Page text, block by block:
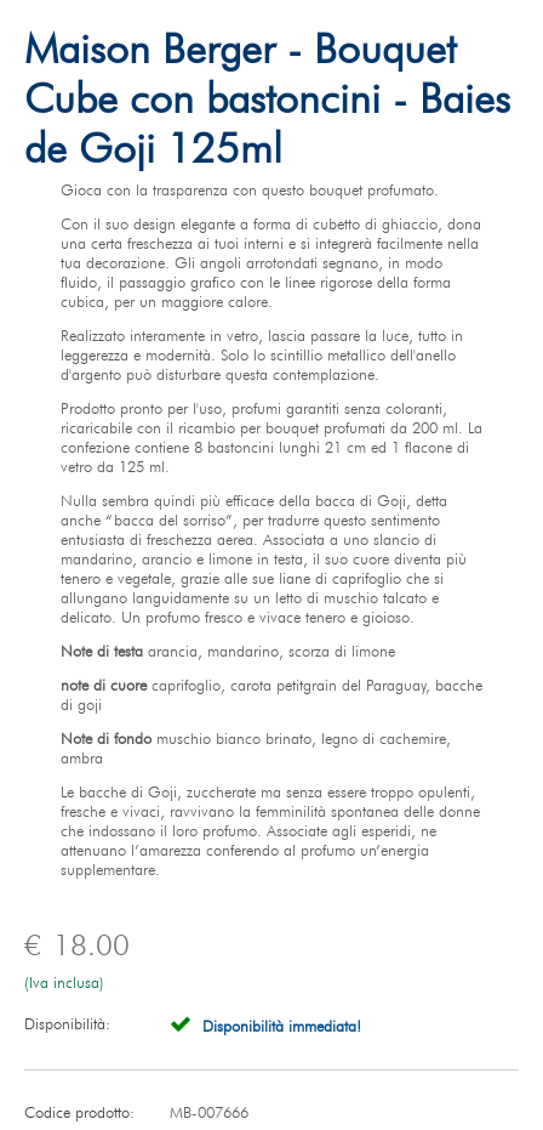
Maison Berger - Bouquet
Cube con bastoncini - Baies
de Goji 125ml
Gioca con la trasparenza con questo bouquet profumato.
Con il suo design elegante a forma di cubetto di ghiaccio, dona
una certa freschezza ai tuoi interni e si integrerà facilmente nella
tua decorazione. Gli angoli arrotondati segnano, in modo
fluido, il passaggio grafico con le linee rigorose della forma
cubica, per un maggiore calore.
Realizzato interamente in vetro, lascia passare la luce, tutto in
leggerezza e modernità. Solo lo scintillio metallico dell'anello
d'argento può disturbare questa contemplazione.
Prodotto pronto per l'uso, profumi garantiti senza coloranti,
ricaricabile con il ricambio per bouquet profumati da 200 ml. La
confezione contiene 8 bastoncini lunghi 21 cm ed 1 flacone di
vetro da 125 ml.
Nulla sembra quindi più efficace della bacca di Goji, detta
anche “bacca del sorriso”, per tradurre questo sentimento
entusiasta di freschezza aerea. Associata a uno slancio di
mandarino, arancio e limone in testa, il suo cuore diventa più
tenero e vegetale, grazie alle sue liane di caprifoglio che si
allungano languidamente su un letto di muschio talcato e
delicato. Un profumo fresco e vivace tenero e gioioso.
Note di testa arancia, mandarino, scorza di limone
note di cuorecaprifoglio, carota petitgrain del Paraguay, bacche
di goji
Note di fondomuschio bianco brinato, legno di cachemire,
ambra
Le bacche di Goji, zuccherate ma senza essere troppo opulenti,
fresche e vivaci, ravvivano la femminilità spontanea delle donne
che indossano il loro profumo. Associate agli esperidi, ne
attenuano l’amarezza conferendo al profumo un’energia
supplementare.
€ 18.00
(Iva inclusa)
Disponibilità: Disponibilità immediata!
Codice prodotto: MB-007666